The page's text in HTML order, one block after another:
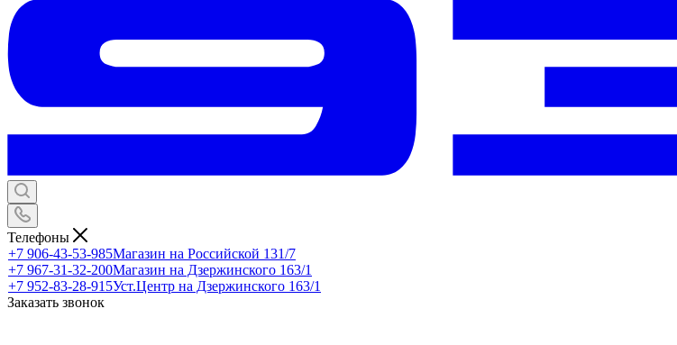
Телефоны
+7 906-43-53-985Магазин на Российской 131/7
+7 967-31-32-200Магазин на Дзержинского 163/1
+7 952-83-28-915Уст.Центр на Дзержинского 163/1
Заказать звонок